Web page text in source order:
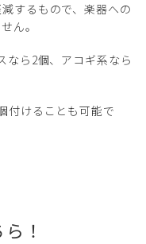
するもので、楽器への
ん。
なら2個、アコギ系なら
付けることも可能で
！